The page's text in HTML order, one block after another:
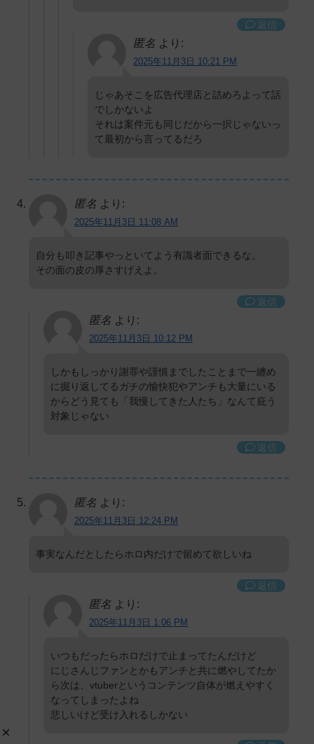
返信
匿名 より:
2025年11月3日 10:21 PM
じゃあそこを広告代理店と詰めろよって話
でしかないよ
それは案件元も同じだから一択じゃないっ
て最初から言ってるだろ
匿名 より:
2025年11月3日 11:08 AM
自分も叩き記事やっといてよう有識者面できるな。
その面の皮の厚さすげえよ。
返信
匿名 より:
2025年11月3日 10:12 PM
しかもしっかり謝罪や謹慎までしたことまで一纏め
に掘り返してるガチの愉快犯やアンチも大量にいる
からどう見ても「我慢してきた人たち」なんて庇う
対象じゃない
返信
匿名 より:
2025年11月3日 12:24 PM
事実なんだとしたらホロ内だけで留めて欲しいね
返信
匿名 より:
2025年11月3日 1:06 PM
いつもだったらホロだけで止まってたんだけど
にじさんじファンとかもアンチと共に燃やしてたか
ら次は、vtuberというコンテンツ自体が燃えやすく
なってしまったよね
悲しいけど受け入れるしかない